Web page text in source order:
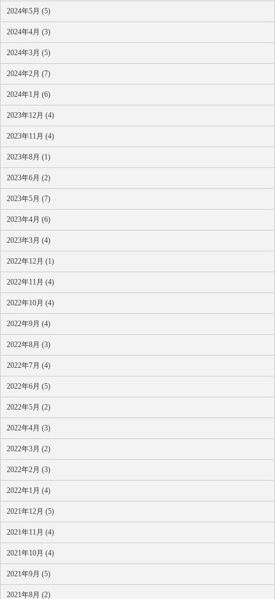
2024年5月 (5)
2024年4月 (3)
2024年3月 (5)
2024年2月 (7)
2024年1月 (6)
2023年12月 (4)
2023年11月 (4)
2023年8月 (1)
2023年6月 (2)
2023年5月 (7)
2023年4月 (6)
2023年3月 (4)
2022年12月 (1)
2022年11月 (4)
2022年10月 (4)
2022年9月 (4)
2022年8月 (3)
2022年7月 (4)
2022年6月 (5)
2022年5月 (2)
2022年4月 (3)
2022年3月 (2)
2022年2月 (3)
2022年1月 (4)
2021年12月 (5)
2021年11月 (4)
2021年10月 (4)
2021年9月 (5)
2021年8月 (2)